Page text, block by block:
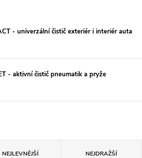
- univerzální čistič exteriér i interiér auta
- aktivní čistič pneumatik a pryže
NEJLEVNĚJŠÍ NEJDRAŽŠÍ